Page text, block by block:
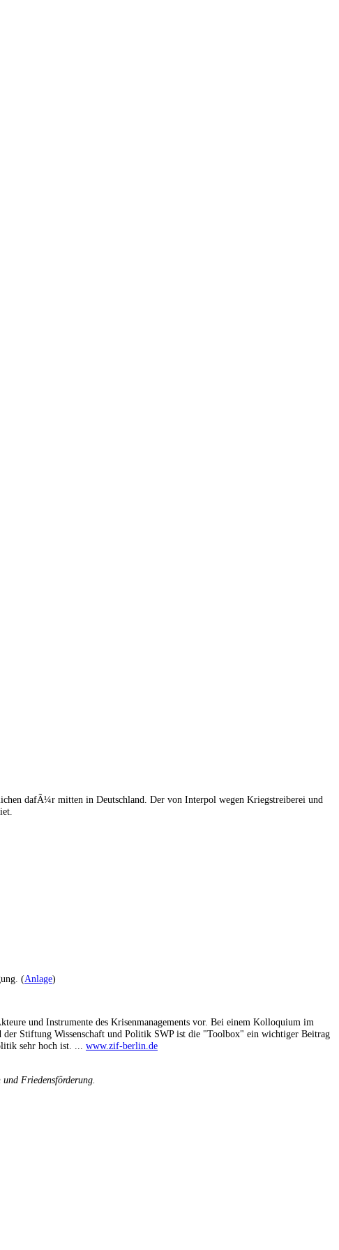
dafÃ¼r mitten in Deutschland. Der von Interpol wegen Kriegstreiberei und
(Anlage)
und Instrumente des Krisenmanagements vor. Bei einem Kolloquium im
Stiftung Wissenschaft und Politik SWP ist die "Toolbox" ein wichtiger Beitrag
sehr hoch ist. ... www.zif-berlin.de
Friedensförderung.